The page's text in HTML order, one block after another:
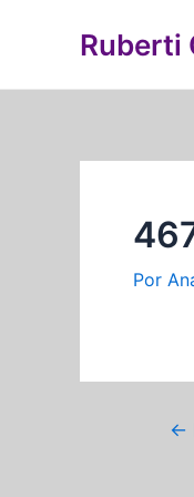
conteúdo
Ruberti
Por
de
←